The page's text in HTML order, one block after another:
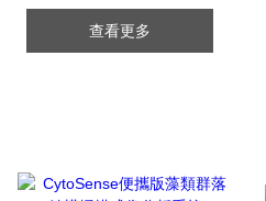
查看更多